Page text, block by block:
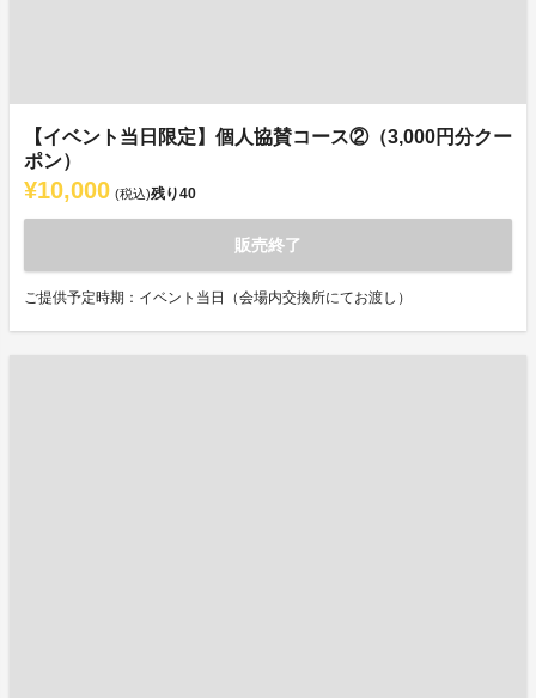
【イベント当日限定】個人協賛コース②（3,000円分クー
ポン）
¥10,000 (税込)残り40
販売終了
ご提供予定時期：イベント当日（会場内交換所にてお渡し）